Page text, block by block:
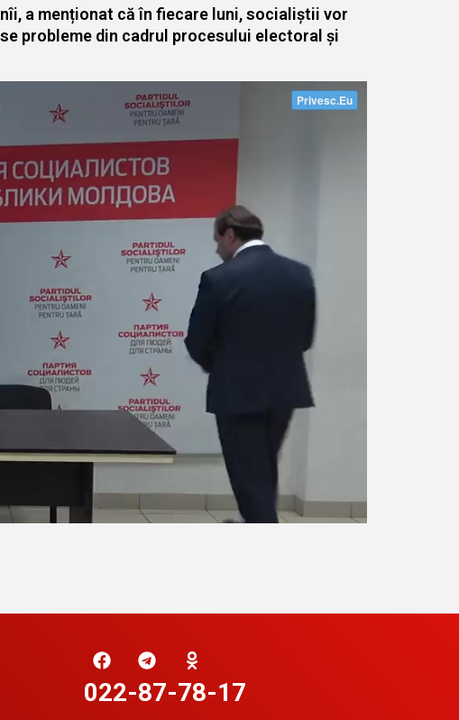
a menționat că în fiecare luni, socialiștii vor
probleme din cadrul procesului electoral și
022-87-78-17